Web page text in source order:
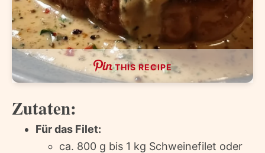
THIS RECIPE
Zutaten:
Für das Filet:
ca. 800 g bis 1 kg Schweinefilet oder